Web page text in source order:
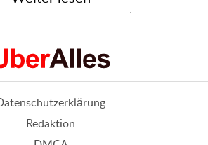
Datenschutzerklärung
Redaktion